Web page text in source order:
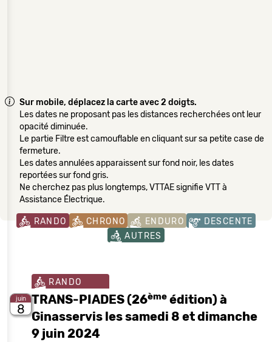
Sur mobile, déplacez la carte avec 2 doigts.
Les dates ne proposant pas les distances recherchées ont leur
opacité diminuée.
Le partie Filtre est camouflable en cliquant sur sa petite case de
fermeture.
Les dates annulées apparaissent sur fond noir, les dates
reportées sur fond gris.
Ne cherchez pas plus longtemps, VTTAE signifie VTT à
Assistance Électrique.
RANDO CHRONO ENDURO
DESCENTE
AUTRES
juin
8
RANDO
TRANS-PIADES (26ème édition) à
Ginasservis les samedi 8 et dimanche
9 juin 2024